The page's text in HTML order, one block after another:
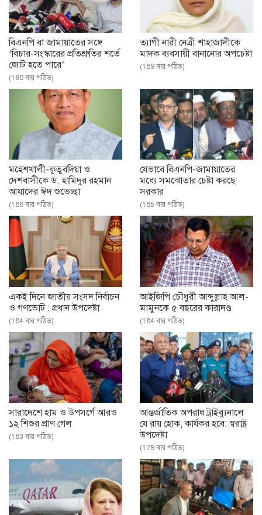
বিএনপি বা জামায়াতের সঙ্গে
‘বিচার-সংস্কারের প্রতিশ্রুতির শর্তে
জোট হতে পারে’
(190 বার পঠিত)
ত্যাগী নারী নেত্রী শাহাজাদীকে
মাদক ব্যবসায়ী বানানোর অপচেষ্টা
(189 বার পঠিত)
মহেশখালী-কুতুবদিয়া ও
দেশবাসীকে ড. হামিদুর রহমান
আযাদের ঈদ শুভেচ্ছা
(186 বার পঠিত)
যেভাবে বিএনপি-জামায়াতের
মধ্যে সমঝোতার চেষ্টা করছে
সরকার
(185 বার পঠিত)
একই দিনে জাতীয় সংসদ নির্বাচন
ও গণভোট : প্রধান উপদেষ্টা
(184 বার পঠিত)
আইজিপি চৌধুরী আব্দুল্লাহ আল-
মামুনকে ৫ বছরের কারাদণ্ড
(184 বার পঠিত)
সারাদেশে হাম ও উপসর্গে আরও
১২ শিশুর প্রাণ গেল
(183 বার পঠিত)
আন্তর্জাতিক অপরাধ ট্রাইব্যুনালে
যে রায় হোক, কার্যকর হবে: স্বরাষ্ট্র
উপদেষ্টা
(179 বার পঠিত)